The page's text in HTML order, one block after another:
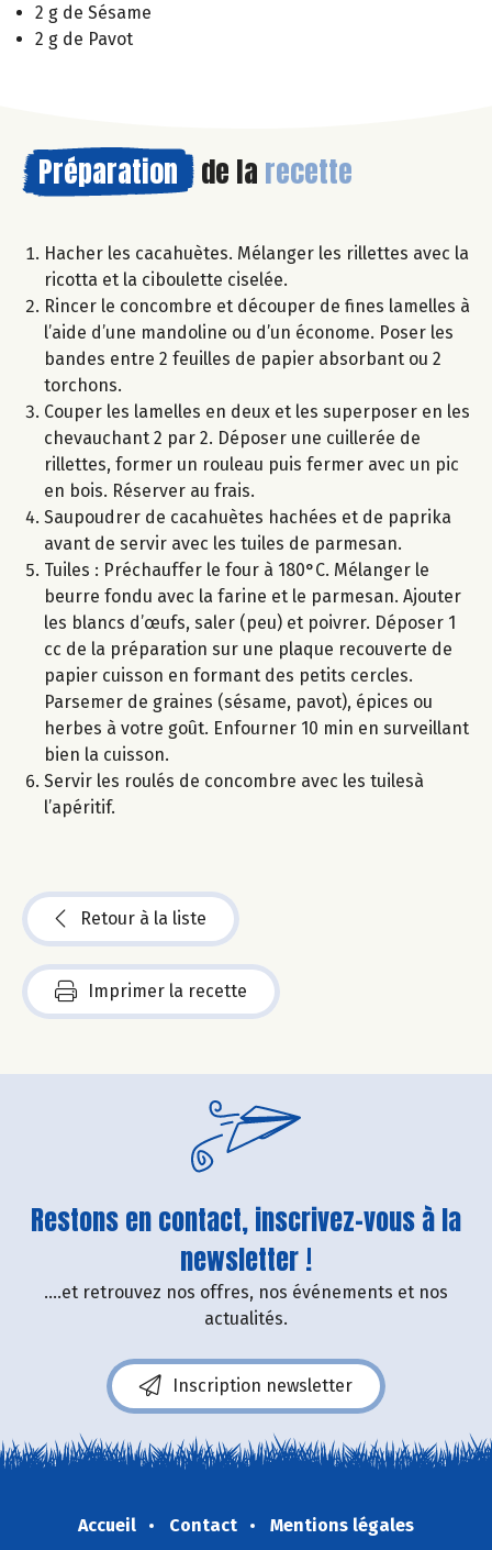
2 g de Sésame
2 g de Pavot
Préparation de la recette
Hacher les cacahuètes. Mélanger les rillettes avec la
ricotta et la ciboulette ciselée.
Rincer le concombre et découper de fines lamelles à
l’aide d’une mandoline ou d’un économe. Poser les
bandes entre 2 feuilles de papier absorbant ou 2
torchons.
Couper les lamelles en deux et les superposer en les
chevauchant 2 par 2. Déposer une cuillerée de
rillettes, former un rouleau puis fermer avec un pic
en bois. Réserver au frais.
Saupoudrer de cacahuètes hachées et de paprika
avant de servir avec les tuiles de parmesan.
Tuiles : Préchauffer le four à 180°C. Mélanger le
beurre fondu avec la farine et le parmesan. Ajouter
les blancs d’œufs, saler (peu) et poivrer. Déposer 1
cc de la préparation sur une plaque recouverte de
papier cuisson en formant des petits cercles.
Parsemer de graines (sésame, pavot), épices ou
herbes à votre goût. Enfourner 10 min en surveillant
bien la cuisson.
Servir les roulés de concombre avec les tuilesà
l’apéritif.
Retour à la liste
Imprimer la recette
Restons en contact, inscrivez-vous à la
newsletter !
....et retrouvez nos offres, nos événements et nos
actualités.
Inscription newsletter
Accueil Contact
Mentions légales